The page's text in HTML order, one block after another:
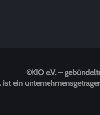
©KIO e.V. –
ist ein